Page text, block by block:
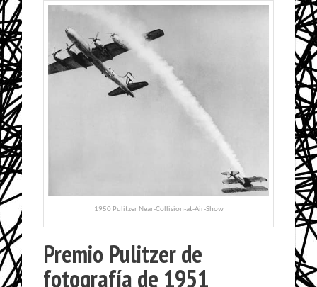
1950 Pulitzer Near-Collision-at-Air-Show
Premio Pulitzer de
fotografía de 1951